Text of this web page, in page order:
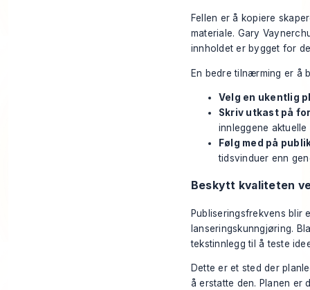
Fellen er å kopiere
materiale. Gary
innholdet er bygget for
En bedre tilnærming er å
Velg en ukentlig
Skriv utkast på
innleggene
Følg med på
tidsvinduer enn
Beskytt kvaliteten
Publiseringsfrekvens blir
lanseringskunngjøring.
tekstinnlegg til å teste
Dette er et sted der
å erstatte den. Planen er